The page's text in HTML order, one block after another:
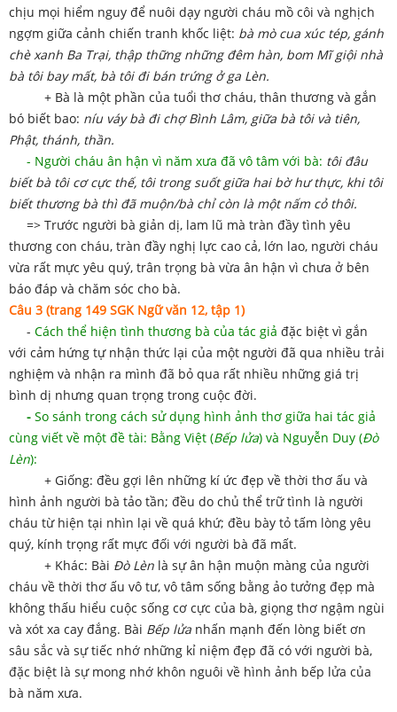
chịu mọi hiểm nguy để nuôi dạy người cháu mồ côi và nghịch
ngợm giữa cảnh chiến tranh khốc liệt: bà mò cua xúc tép, gánh
chè xanh Ba Trại, thập thững những đêm hàn, bom Mĩ giội nhà
bà tôi bay mất, bà tôi đi bán trứng ở ga Lèn.
+ Bà là một phần của tuổi thơ cháu, thân thương và gắn
bó biết bao: níu váy bà đi chợ Bình Lâm, giữa bà tôi và tiên,
Phật, thánh, thần.
- Người cháu ân hận vì năm xưa đã vô tâm với bà: tôi đâu
biết bà tôi cơ cực thế, tôi trong suốt giữa hai bờ hư thực, khi tôi
biết thương bà thì đã muộn/bà chỉ còn là một nấm cỏ thôi.
=> Trước người bà giản dị, lam lũ mà tràn đầy tình yêu
thương con cháu, tràn đầy nghị lực cao cả, lớn lao, người cháu
vừa rất mực yêu quý, trân trọng bà vừa ân hận vì chưa ở bên
báo đáp và chăm sóc cho bà.
Câu 3 (trang 149 SGK Ngữ văn 12, tập 1)
- Cách thể hiện tình thương bà của tác giả đặc biệt vì gắn
với cảm hứng tự nhận thức lại của một người đã qua nhiều trải
nghiệm và nhận ra mình đã bỏ qua rất nhiều những giá trị
bình dị nhưng quan trọng trong cuộc đời.
- So sánh trong cách sử dụng hình ảnh thơ giữa hai tác giả
cùng viết về một đề tài: Bằng Việt (Bếp lửa) và Nguyễn Duy (Đò
Lèn):
+ Giống: đều gợi lên những kí ức đẹp về thời thơ ấu và
hình ảnh người bà tảo tần; đều do chủ thể trữ tình là người
cháu từ hiện tại nhìn lại về quá khứ; đều bày tỏ tấm lòng yêu
quý, kính trọng rất mực đối với người bà đã mất.
+ Khác: Bài Đò Lèn là sự ân hận muộn màng của người
cháu về thời thơ ấu vô tư, vô tâm sống bằng ảo tưởng đẹp mà
không thấu hiểu cuộc sống cơ cực của bà, giọng thơ ngậm ngùi
và xót xa cay đắng. Bài Bếp lửa nhấn mạnh đến lòng biết ơn
sâu sắc và sự tiếc nhớ những kỉ niệm đẹp đã có với người bà,
đặc biệt là sự mong nhớ khôn nguôi về hình ảnh bếp lửa của
bà năm xưa.